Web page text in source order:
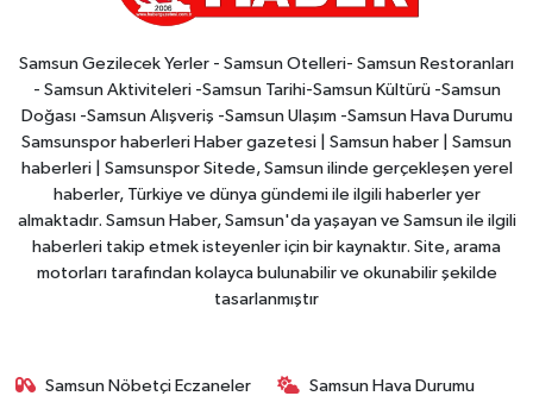
Samsun Gezilecek Yerler - Samsun Otelleri- Samsun Restoranları
- Samsun Aktiviteleri -Samsun Tarihi-Samsun Kültürü -Samsun
Doğası -Samsun Alışveriş -Samsun Ulaşım -Samsun Hava Durumu
Samsunspor haberleri Haber gazetesi | Samsun haber | Samsun
haberleri | Samsunspor Sitede, Samsun ilinde gerçekleşen yerel
haberler, Türkiye ve dünya gündemi ile ilgili haberler yer
almaktadır. Samsun Haber, Samsun'da yaşayan ve Samsun ile ilgili
haberleri takip etmek isteyenler için bir kaynaktır. Site, arama
motorları tarafından kolayca bulunabilir ve okunabilir şekilde
tasarlanmıştır
Samsun Nöbetçi Eczaneler Samsun Hava Durumu